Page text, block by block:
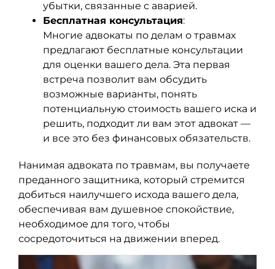
убытки, связанные с аварией.
Бесплатная консультация:
Многие адвокаты по делам о травмах
предлагают бесплатные консультации
для оценки вашего дела. Эта первая
встреча позволит вам обсудить
возможные варианты, понять
потенциальную стоимость вашего иска и
решить, подходит ли вам этот адвокат —
и все это без финансовых обязательств.
Нанимая адвоката по травмам, вы получаете
преданного защитника, который стремится
добиться наилучшего исхода вашего дела,
обеспечивая вам душевное спокойствие,
необходимое для того, чтобы
сосредоточиться на движении вперед.